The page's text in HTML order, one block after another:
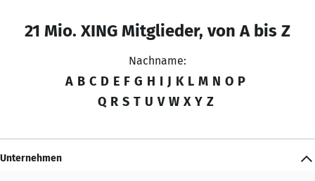
21 Mio. XING Mitglieder, von A bis Z
Nachname:
A B C D E F G H I J K L M N O P
Q R S T U V W X Y Z
Unternehmen